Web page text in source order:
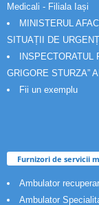
Medicali - Filiala Iași
MINISTERUL
SITUAȚII DE
GRIGORE STURZA”
Fii un exemplu
Furnizori de servicii
Ambulator
Ambulator